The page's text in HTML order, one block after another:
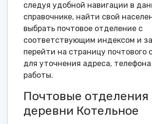
следуя удобной навигации в
справочнике, найти свой
выбрать почтовое отделение с
соответствующим индексом и
перейти на страницу почтового
для уточнения адреса,
работы.
Почтовые отделения
деревни Котельное